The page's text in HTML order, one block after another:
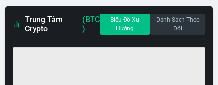
Trung Tâm
Crypto
(BTC
)
Biểu Đồ Xu
Hướng
Danh Sách Theo
Dõi